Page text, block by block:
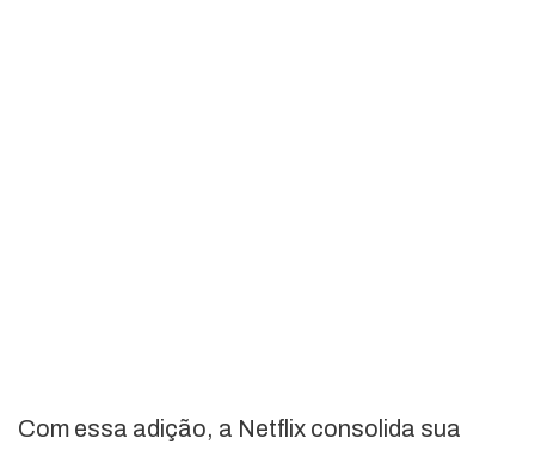
Com essa adição, a Netflix consolida sua